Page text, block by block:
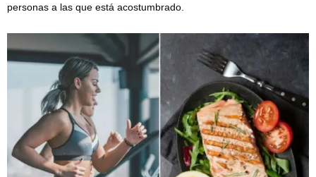
personas a las que está acostumbrado.